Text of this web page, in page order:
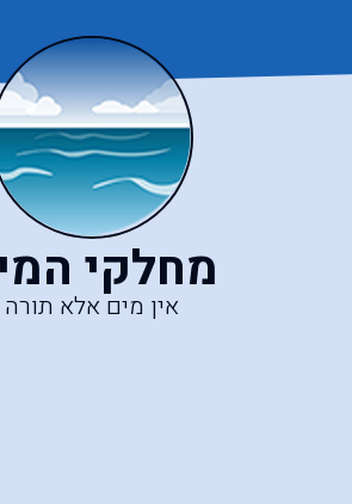
מחלקי
אין מים אלא תורה